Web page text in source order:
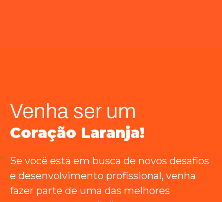
Venha ser um
Coração Laranja!
Se você está em busca de novos desafios
e desenvolvimento profissional, venha
fazer parte de uma das melhores